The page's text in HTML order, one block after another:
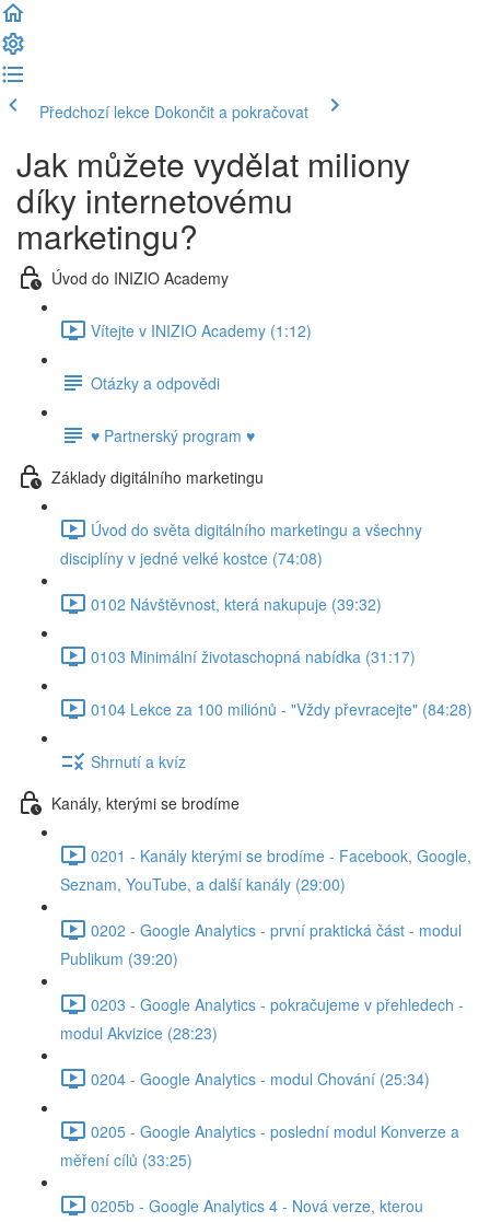
Předchozí lekce Dokončit a pokračovat
Jak můžete vydělat miliony
díky internetovému
marketingu?
Úvod do INIZIO Academy
Vítejte v INIZIO Academy (1:12)
Otázky a odpovědi
♥ Partnerský program ♥
Základy digitálního marketingu
Úvod do světa digitálního marketingu a všechny
disciplíny v jedné velké kostce (74:08)
0102 Návštěvnost, která nakupuje (39:32)
0103 Minimální životaschopná nabídka (31:17)
0104 Lekce za 100 miliónů - "Vždy převracejte" (84:28)
Shrnutí a kvíz
Kanály, kterými se brodíme
0201 - Kanály kterými se brodíme - Facebook, Google,
Seznam, YouTube, a další kanály (29:00)
0202 - Google Analytics - první praktická část - modul
Publikum (39:20)
0203 - Google Analytics - pokračujeme v přehledech -
modul Akvizice (28:23)
0204 - Google Analytics - modul Chování (25:34)
0205 - Google Analytics - poslední modul Konverze a
měření cílů (33:25)
0205b - Google Analytics 4 - Nová verze, kterou